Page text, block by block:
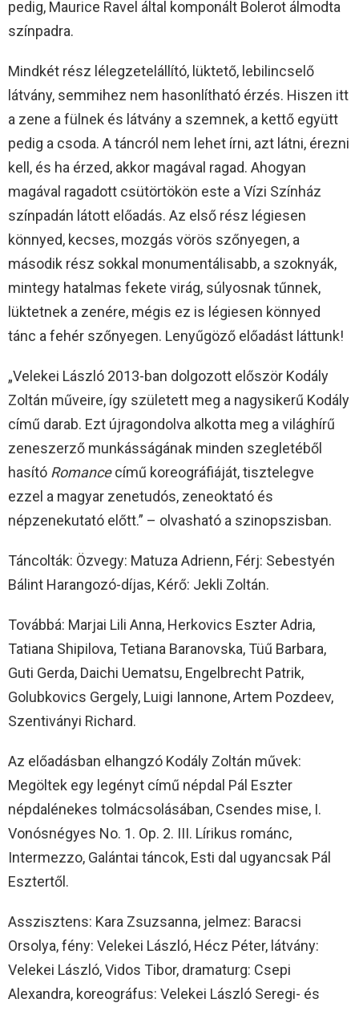
pedig, Maurice Ravel által komponált Bolerot álmodta
színpadra.
Mindkét rész lélegzetelállító, lüktető, lebilincselő
látvány, semmihez nem hasonlítható érzés. Hiszen itt
a zene a fülnek és látvány a szemnek, a kettő együtt
pedig a csoda. A táncról nem lehet írni, azt látni, érezni
kell, és ha érzed, akkor magával ragad. Ahogyan
magával ragadott csütörtökön este a Vízi Színház
színpadán látott előadás. Az első rész légiesen
könnyed, kecses, mozgás vörös szőnyegen, a
második rész sokkal monumentálisabb, a szoknyák,
mintegy hatalmas fekete virág, súlyosnak tűnnek,
lüktetnek a zenére, mégis ez is légiesen könnyed
tánc a fehér szőnyegen. Lenyűgöző előadást láttunk!
„Velekei László 2013-ban dolgozott először Kodály
Zoltán műveire, így született meg a nagysikerű Kodály
című darab. Ezt újragondolva alkotta meg a világhírű
zeneszerző munkásságának minden szegletéből
hasító Romancecímű koreográfiáját, tisztelegve
ezzel a magyar zenetudós, zeneoktató és
népzenekutató előtt.” – olvasható a szinopszisban.
Táncolták: Özvegy: Matuza Adrienn, Férj: Sebestyén
Bálint Harangozó-díjas, Kérő: Jekli Zoltán.
Továbbá: Marjai Lili Anna, Herkovics Eszter Adria,
Tatiana Shipilova, Tetiana Baranovska, Tüű Barbara,
Guti Gerda, Daichi Uematsu, Engelbrecht Patrik,
Golubkovics Gergely, Luigi Iannone, Artem Pozdeev,
Szentiványi Richard.
Az előadásban elhangzó Kodály Zoltán művek:
Megöltek egy legényt című népdal Pál Eszter
népdalénekes tolmácsolásában, Csendes mise, I.
Vonósnégyes No. 1. Op. 2. III. Lírikus románc,
Intermezzo, Galántai táncok, Esti dal ugyancsak Pál
Esztertől.
Asszisztens: Kara Zsuzsanna, jelmez: Baracsi
Orsolya, fény: Velekei László, Hécz Péter, látvány:
Velekei László, Vidos Tibor, dramaturg: Csepi
Alexandra, koreográfus: Velekei László Seregi- és